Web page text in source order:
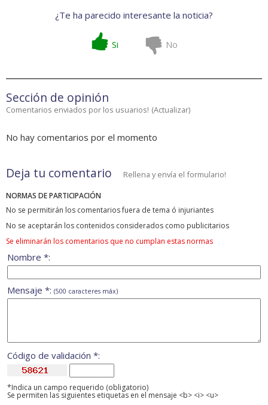
¿Te ha parecido interesante la noticia?
Si No
Sección de opinión
Comentarios enviados por los usuarios! (Actualizar)
No hay comentarios por el momento
Deja tu comentario Rellena y envía el formulario!
NORMAS DE PARTICIPACIÓN
No se permitirán los comentarios fuera de tema ó injuriantes
No se aceptarán los contenidos considerados como publicitarios
Se eliminarán los comentarios que no cumplan estas normas
Nombre *:
Mensaje *: (500 caracteres máx)
Código de validación *:
*Indica un campo requerido (obligatorio)
Se permiten las siguientes etiquetas en el mensaje <b> <i> <u>